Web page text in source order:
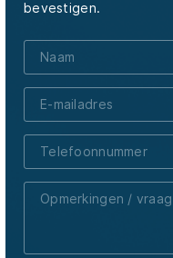
bevestigen.